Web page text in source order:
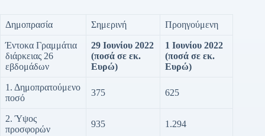
Δημοπρασία Σημερινή Προηγούμενη
Έντοκα Γραμμάτια
διάρκειας 26
εβδομάδων
29 Ιουνίου 2022
(ποσά σε εκ.
Ευρώ)
1 Ιουνίου 2022
(ποσά σε εκ.
Ευρώ)
1. Δημοπρατούμενο
ποσό
375 625
2. Ύψος
προσφορών
935 1.294